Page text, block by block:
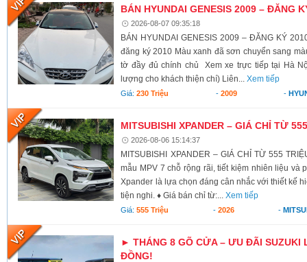
BÁN HYUNDAI GENESIS 2009 – ĐĂNG
2026-08-07 09:35:18
BÁN HYUNDAI GENESIS 2009 – ĐĂNG KÝ
đăng ký 2010 Màu xanh đã sơn chuyển sang
tờ đầy đủ chính chủ Xem xe trực tiếp tại Hà
lượng cho khách thiện chí) Liên...Xem tiếp
Giá:230 Triệu - 2009 -
MITSUBISHI XPANDER – GIÁ CHỈ TỪ
2026-08-06 15:14:37
MITSUBISHI XPANDER – GIÁ CHỈ TỪ 555
mẫu MPV 7 chỗ rộng rãi, tiết kiệm nhiên liệu và
Xpander là lựa chọn đáng cân nhắc với thiết kế
tiện nghi. ♦ Giá bán chỉ từ:...Xem tiếp
Giá:555 Triệu - 2026 -
► THÁNG 8 GÕ CỬA – ƯU ĐÃI SUZUKI
ĐỒNG!